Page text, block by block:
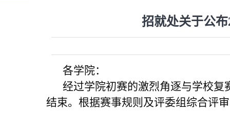
招就处关于公
各学院：
经过学院初赛的激烈角逐与学校复
结束。根据赛事规则及评委组综合评